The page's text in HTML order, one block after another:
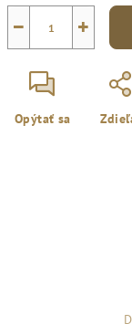
+
−
Opýtať sa